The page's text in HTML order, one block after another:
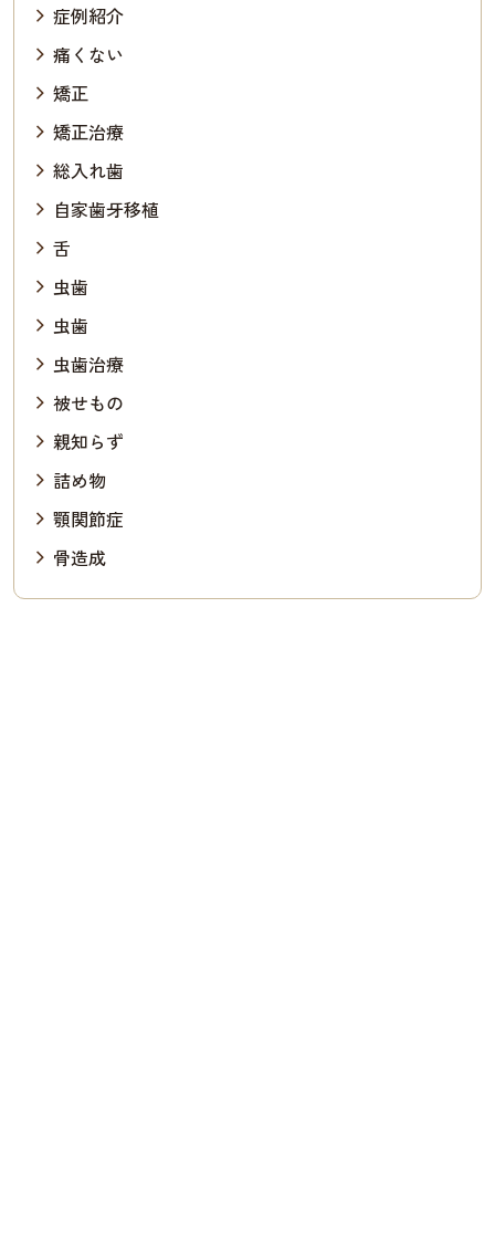
症例紹介
痛くない
矯正
矯正治療
総入れ歯
自家歯牙移植
舌
虫歯
虫歯
虫歯治療
被せもの
親知らず
詰め物
顎関節症
骨造成